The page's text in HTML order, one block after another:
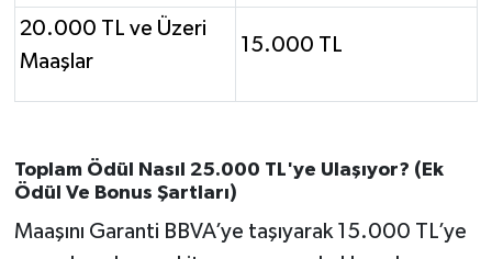
20.000 TL ve Üzeri
Maaşlar
15.000 TL
Toplam Ödül Nasıl 25.000 TL'ye Ulaşıyor? (Ek
Ödül Ve Bonus Şartları)
Maaşını Garanti BBVA’ye taşıyarak 15.000 TL’ye
TÜRKİYE
VİZYONDAKİLER